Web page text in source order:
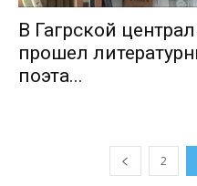
В Гагрской
прошел
поэта...
2